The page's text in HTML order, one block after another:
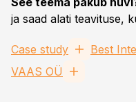
ja saad alati teavituse,
Case study Best
VAAS OÜ